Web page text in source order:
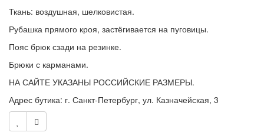
Ткань: воздушная, шелковистая.
Рубашка прямого кроя, застёгивается на пуговицы.
Пояс брюк сзади на резинке.
Брюки с карманами.
НА САЙТЕ УКАЗАНЫ РОССИЙСКИЕ РАЗМЕРЫ.
Адрес бутика: г. Санкт-Петербург, ул. Казначейская, 3